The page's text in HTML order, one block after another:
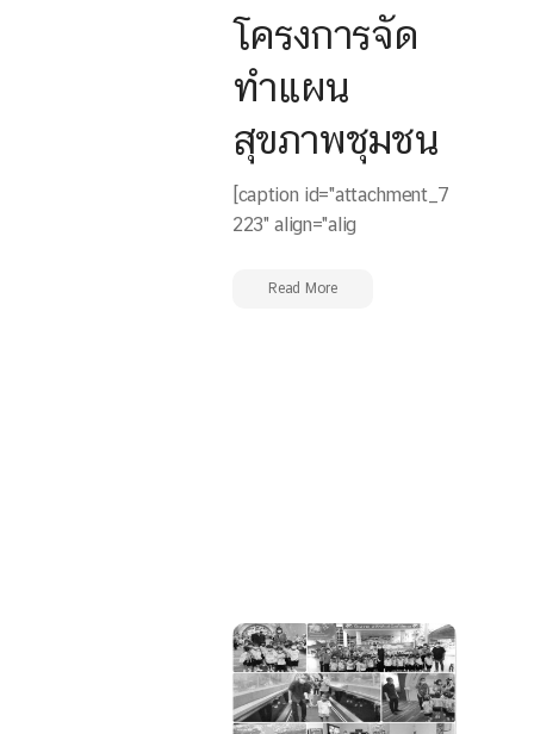
โครงการจัด
ทำแผน
สุขภาพชุมชน
[caption id="attachment_7
223" align="alig
Read More